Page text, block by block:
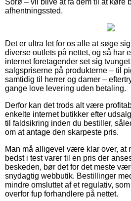
afhentningssted.
Det er ultra let for os alle at søge
diverse outlets på nettet, og så har
internet foretagender set sig
salgspriserne på produkterne – til
samtidig til herrer og damer –
gange love levering uden betaling.
Derfor kan det trods alt være
enkelte internet butikker efter
til faldsikring inden du bestiller,
om at antage den skarpeste pris.
Man må alligevel være klar over, at
bedst i test varer til en pris der
beskeden, bør det for det meste
snydagtig webbutik. Bestillinger
mindre omsluttet af et regulativ,
overfor fup forhandlere på nettet.